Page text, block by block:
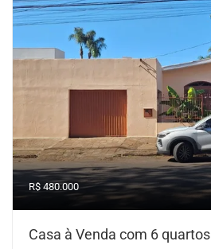
R$ 480.000
Casa à Venda com 6 quartos